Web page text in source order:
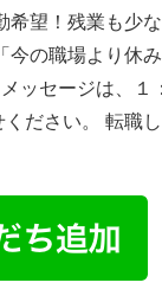
希望！残業も少
今の職場より休
ッセージは、１
ださい。 転職